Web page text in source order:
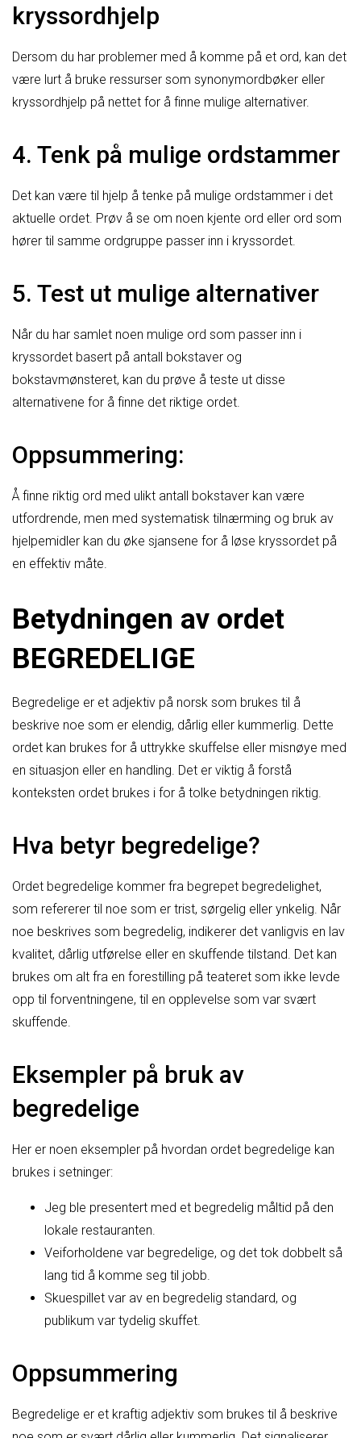
kryssordhjelp
Dersom du har problemer med å komme på et ord, kan det
være lurt å bruke ressurser som synonymordbøker eller
kryssordhjelp på nettet for å finne mulige alternativer.
4. Tenk på mulige ordstammer
Det kan være til hjelp å tenke på mulige ordstammer i det
aktuelle ordet. Prøv å se om noen kjente ord eller ord som
hører til samme ordgruppe passer inn i kryssordet.
5. Test ut mulige alternativer
Når du har samlet noen mulige ord som passer inn i
kryssordet basert på antall bokstaver og
bokstavmønsteret, kan du prøve å teste ut disse
alternativene for å finne det riktige ordet.
Oppsummering:
Å finne riktig ord med ulikt antall bokstaver kan være
utfordrende, men med systematisk tilnærming og bruk av
hjelpemidler kan du øke sjansene for å løse kryssordet på
en effektiv måte.
Betydningen av ordet
BEGREDELIGE
Begredelige er et adjektiv på norsk som brukes til å
beskrive noe som er elendig, dårlig eller kummerlig. Dette
ordet kan brukes for å uttrykke skuffelse eller misnøye med
en situasjon eller en handling. Det er viktig å forstå
konteksten ordet brukes i for å tolke betydningen riktig.
Hva betyr begredelige?
Ordet begredelige kommer fra begrepet begredelighet,
som refererer til noe som er trist, sørgelig eller ynkelig. Når
noe beskrives som begredelig, indikerer det vanligvis en lav
kvalitet, dårlig utførelse eller en skuffende tilstand. Det kan
brukes om alt fra en forestilling på teateret som ikke levde
opp til forventningene, til en opplevelse som var svært
skuffende.
Eksempler på bruk av
begredelige
Her er noen eksempler på hvordan ordet begredelige kan
brukes i setninger:
Jeg ble presentert med et begredelig måltid på den
lokale restauranten.
Veiforholdene var begredelige, og det tok dobbelt så
lang tid å komme seg til jobb.
Skuespillet var av en begredelig standard, og
publikum var tydelig skuffet.
Oppsummering
Begredelige er et kraftig adjektiv som brukes til å beskrive